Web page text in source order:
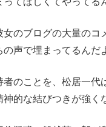
のブログの大量のコ
声で埋まってるんだ
のことを、松居一代
的な結びつきが強く